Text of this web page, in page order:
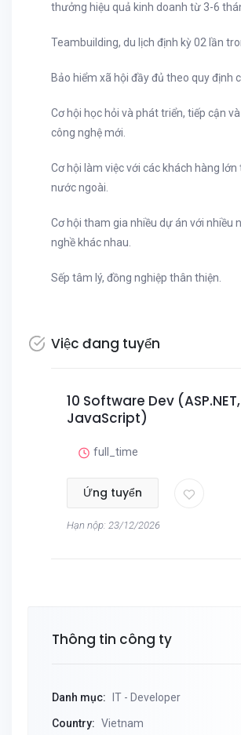
thưởng hiệu quả kinh doanh từ 3-6
Teambuilding, du lịch định kỳ 02 lần
Bảo hiểm xã hội đầy đủ theo quy định
Cơ hội học hỏi và phát triển, tiếp cận
công nghệ mới.
Cơ hội làm việc với các khách hàng
nước ngoài.
Cơ hội tham gia nhiều dự án với nhiều
nghề khác nhau.
Sếp tâm lý, đồng nghiệp thân thiện.
Việc đang tuyển
10 Software Dev (ASP.NET,
JavaScript)
full_time
Ứng tuyển
Hạn nộp: 23/12/2026
Thông tin công ty
Danh mục: IT - Developer
Country: Vietnam